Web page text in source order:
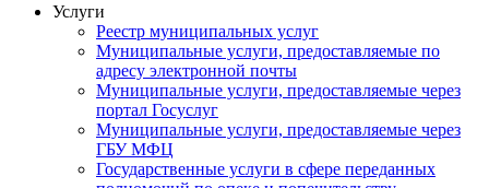
Услуги
Реестр муниципальных услуг
Муниципальные услуги, предоставляемые по
адресу электронной почты
Муниципальные услуги, предоставляемые через
портал Госуслуг
Муниципальные услуги, предоставляемые через
ГБУ МФЦ
Государственные услуги в сфере переданных